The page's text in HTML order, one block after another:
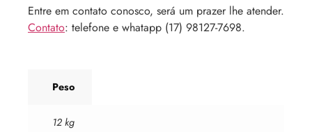
Entre em contato conosco, será um prazer lhe atender.
Contato: telefone e whatapp (17) 98127-7698.
Peso
12 kg